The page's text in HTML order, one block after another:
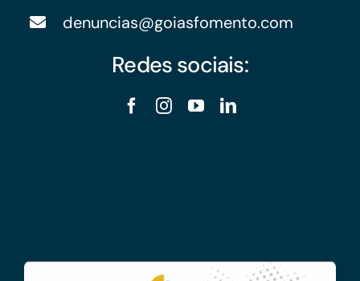
denuncias@goiasfomento.com
Redes sociais: